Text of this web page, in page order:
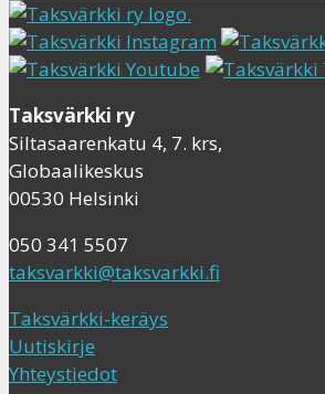
Taksvärkki ry
Siltasaarenkatu 4, 7. krs,
Globaalikeskus
00530 Helsinki
050 341 5507
taksvarkki@taksvarkki.fi
Taksvärkki-keräys
Uutiskirje
Yhteystiedot